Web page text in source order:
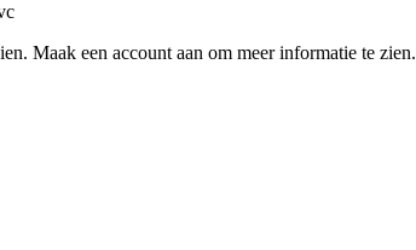
Maak een account aan om meer informatie te zien.